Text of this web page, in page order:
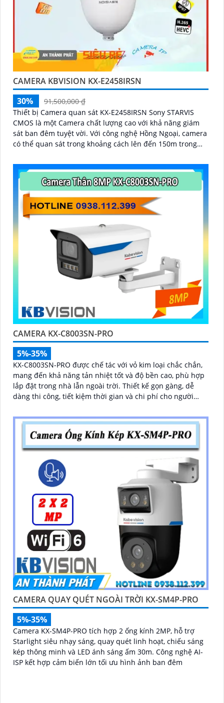
CAMERA KBVISION KX-E2458IRSN
30%
91,500,000 ₫
Thiết bị Camera quan sát KX-E2458IRSN Sony STARVIS
CMOS là một Camera chất lượng cao với khả năng giám
sát ban đêm tuyệt vời. Với công nghệ Hồng Ngoại, camera
có thể quan sát trong khoảng cách lên đến 150m trong
CAMERA KX-C8003SN-PRO
5%-35%
KX-C8003SN-PRO được chế tác với vỏ kim loại chắc chắn,
mang đến khả năng tản nhiệt tốt và độ bền cao, phù hợp
lắp đặt trong nhà lẫn ngoài trời. Thiết kế gọn gàng, dễ
dàng thi công, tiết kiệm thời gian và chi phí cho người
CAMERA QUAY QUÉT NGOÀI TRỜI KX-SM4P-PRO
5%-35%
Camera KX-SM4P-PRO tích hợp 2 ống kính 2MP, hỗ trợ
Starlight siêu nhạy sáng, quay quét linh hoạt, chiếu sáng
kép thông minh và LED ánh sáng ấm 30m. Công nghệ AI-
ISP kết hợp cảm biến lớn tối ưu hình ảnh ban đêm